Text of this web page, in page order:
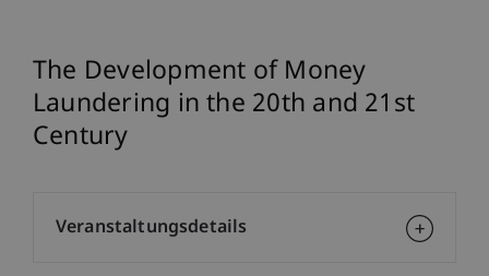
The Development of Money
Laundering in the 20th and 21st
Century
Veranstaltungsdetails